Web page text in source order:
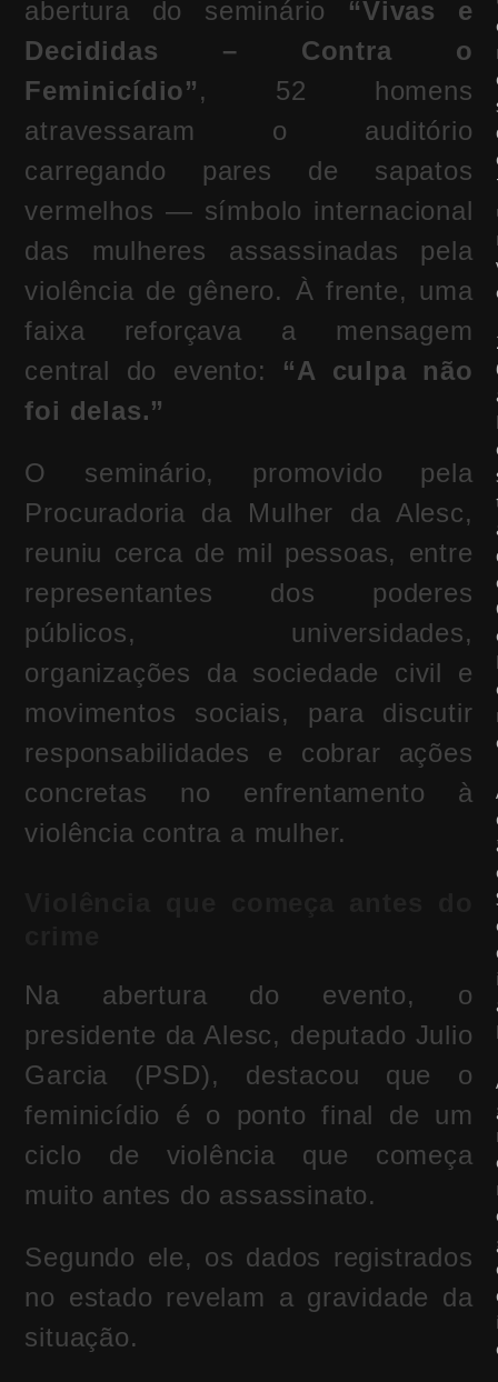
abertura do seminário “Vivas e
Decididas – Contra o
Feminicídio”, 52 homens
atravessaram o auditório
carregando pares de sapatos
vermelhos — símbolo internacional
das mulheres assassinadas pela
violência de gênero. À frente, uma
faixa reforçava a mensagem
central do evento: “A culpa não
foi delas.”
O seminário, promovido pela
Procuradoria da Mulher da Alesc,
reuniu cerca de mil pessoas, entre
representantes dos poderes
públicos, universidades,
organizações da sociedade civil e
movimentos sociais, para discutir
responsabilidades e cobrar ações
concretas no enfrentamento à
violência contra a mulher.
Na abertura do evento, o
presidente da Alesc, deputado Julio
Garcia (PSD), destacou que o
feminicídio é o ponto final de um
ciclo de violência que começa
muito antes do assassinato.
Segundo ele, os dados registrados
no estado revelam a gravidade da
situação.